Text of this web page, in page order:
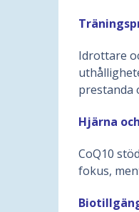
Idrottare
prestanda
Hjärna
CoQ10
fokus,